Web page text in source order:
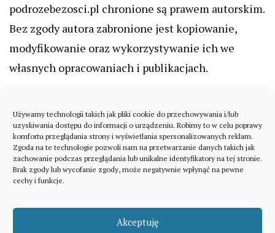
Używamy technologii takich jak pliki cookie do przechowywania i/lub
uzyskiwania dostępu do informacji o urządzeniu. Robimy to w celu poprawy
komfortu przeglądania strony i wyświetlania spersonalizowanych reklam.
Zgoda na te technologie pozwoli nam na przetwarzanie danych takich jak
zachowanie podczas przeglądania lub unikalne identyfikatory na tej stronie.
Brak zgody lub wycofanie zgody, może negatywnie wpłynąć na pewne
cechy i funkcje.
Akceptuję
podrozebezosci.pl chronione są prawem autorskim.
Bez zgody autora zabronione jest kopiowanie,
modyfikowanie oraz wykorzystywanie ich we
własnych opracowaniach i publikacjach.